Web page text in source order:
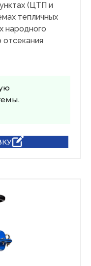
(ЦТП и
тепличных
народного
отсекания